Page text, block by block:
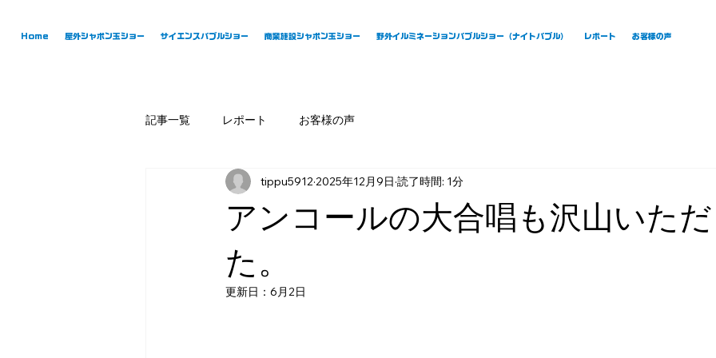
Home 屋外シャボン玉ショー サイエンスバブルショー 商業施設シャボン玉ショー 野外イルミネーションバブルショー（ナイトバブル） レポート お客様の声
記事一覧 レポート お客様の声
アンコールの大合唱も沢山いた
た。
tippu5912 2025年12月9日 読了時間: 1分
更新日： 6月2日